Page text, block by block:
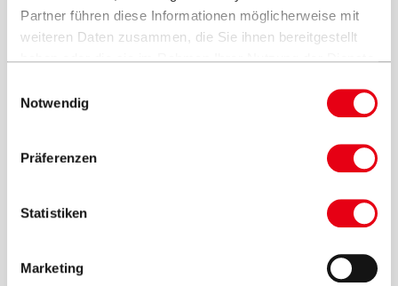
Partner führen diese Informationen möglicherweise mit
weiteren Daten zusammen, die Sie ihnen bereitgestellt
haben oder die sie im Rahmen Ihrer Nutzung der Dienste
Notwendig
Präferenzen
Statistiken
Marketing
Sonnenschirme für die Terrasse